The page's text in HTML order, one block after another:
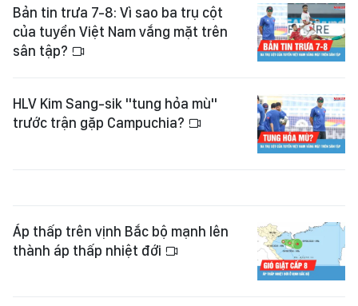
Bản tin trưa 7-8: Vì sao ba trụ cột
của tuyển Việt Nam vắng mặt trên
sân tập?
HLV Kim Sang-sik "tung hỏa mù"
trước trận gặp Campuchia?
Áp thấp trên vịnh Bắc bộ mạnh lên
thành áp thấp nhiệt đới